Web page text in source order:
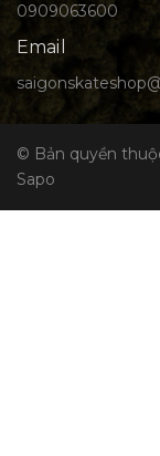
0909063600
Email
© Bản quyền
Sapo